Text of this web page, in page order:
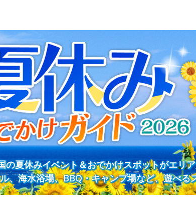
の夏休みイベント＆おでかけスポットがエリ
、海水浴場、BBQ・キャンプ場など、遊べる